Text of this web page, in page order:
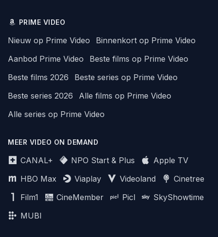
PRIME VIDEO
Nieuw op Prime Video
Binnenkort op Prime Video
Aanbod Prime Video
Beste films op Prime Video
Beste films 2026
Beste series op Prime Video
Beste series 2026
Alle films op Prime Video
Alle series op Prime Video
MEER VIDEO ON DEMAND
CANAL+ NPO Start & Plus
Apple TV
HBO Max
Viaplay Videoland
Cinetree
Film1
CineMember Picl
SkyShowtime
MUBI